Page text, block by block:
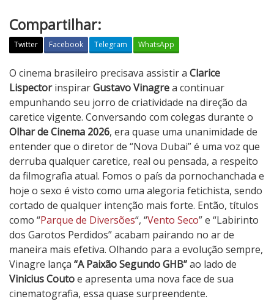
Compartilhar:
Twitter Facebook Telegram WhatsApp
A
P
a
i
x
ã
o
S
e
g
u
n
d
o
G
H
O cinema brasileiro precisava assistir a Clarice
LispectorinspirarGustavo Vinagrea continuar
empunhando seu jorro de criatividade na direção da
caretice vigente. Conversando com colegas durante o
Olhar de Cinema 2026, era quase uma unanimidade de
entender que o diretor de “Nova Dubai” é uma voz que
derruba qualquer caretice, real ou pensada, a respeito
da filmografia atual. Fomos o país da pornochanchada e
hoje o sexo é visto como uma alegoria fetichista, sendo
cortado de qualquer intenção mais forte. Então, títulos
como “Parque de Diversões“, “Vento Seco” e “Labirinto
dos Garotos Perdidos” acabam pairando no ar de
maneira mais efetiva. Olhando para a evolução sempre,
Vinagre lança “A Paixão Segundo GHB”ao lado de
Vinicius Coutoe apresenta uma nova face de sua
cinematografia, essa quase surpreendente.